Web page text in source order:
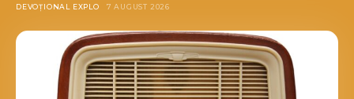
DEVOȚIONAL EXPLO 7 AUGUST 2026